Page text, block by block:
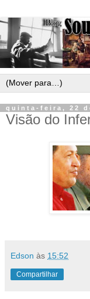
quinta-feira, 22
Visão do
Edson às 15:52
Compartilhar